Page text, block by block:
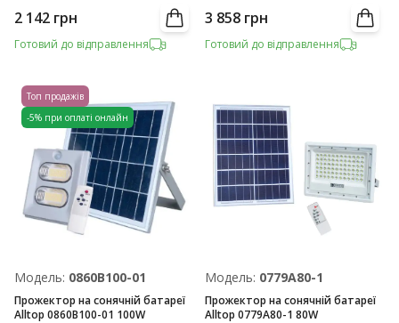
2 142 грн
Готовий до відправлення
3 858 грн
Готовий до відправлення
Топ продажів
-5% при оплаті онлайн
Модель: 0860B100-01
Прожектор на сонячній батареї
Alltop 0860B100-01 100W
Модель: 0779A80-1
Прожектор на сонячній батареї
Alltop 0779A80-1 80W